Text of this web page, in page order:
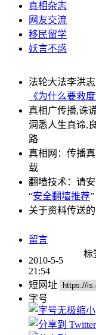
真相杂志
网友交流
移民留学
妖言不惑
法轮大法李洪志
《为什么要救度
真相广传播,诛
洞悉人生真谛,
路
真相网：传播
载
翻墙技术：请
“安全翻墙推荐”
关于资料传送的
留言
标
2010-5-5
21:54
短网址
字号